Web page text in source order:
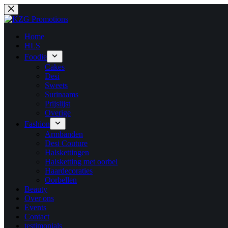
Ga
naar
inhoudHome
HLS
Foodie
Cakes
Desi
Sweets
Surinaams
Prijslijst
Overige
Fashion
Armbanden
Desi Couture
Halskettingen
Halsketting met oorbel
Haardecoraties
Oorbellen
Beauty
Over ons
Events
Contact
testimonials